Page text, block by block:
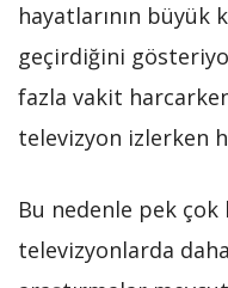
hayatlarının büyük
geçirdiğini
fazla vakit
televizyon izlerken
Bu nedenle pek çok
televizyonlarda